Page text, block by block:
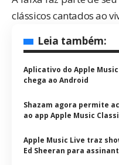
clássicos cantados ao
Leia também:
Aplicativo do Apple
chega ao Android
Shazam agora permite
ao app Apple Music
Apple Music Live traz
Ed Sheeran para